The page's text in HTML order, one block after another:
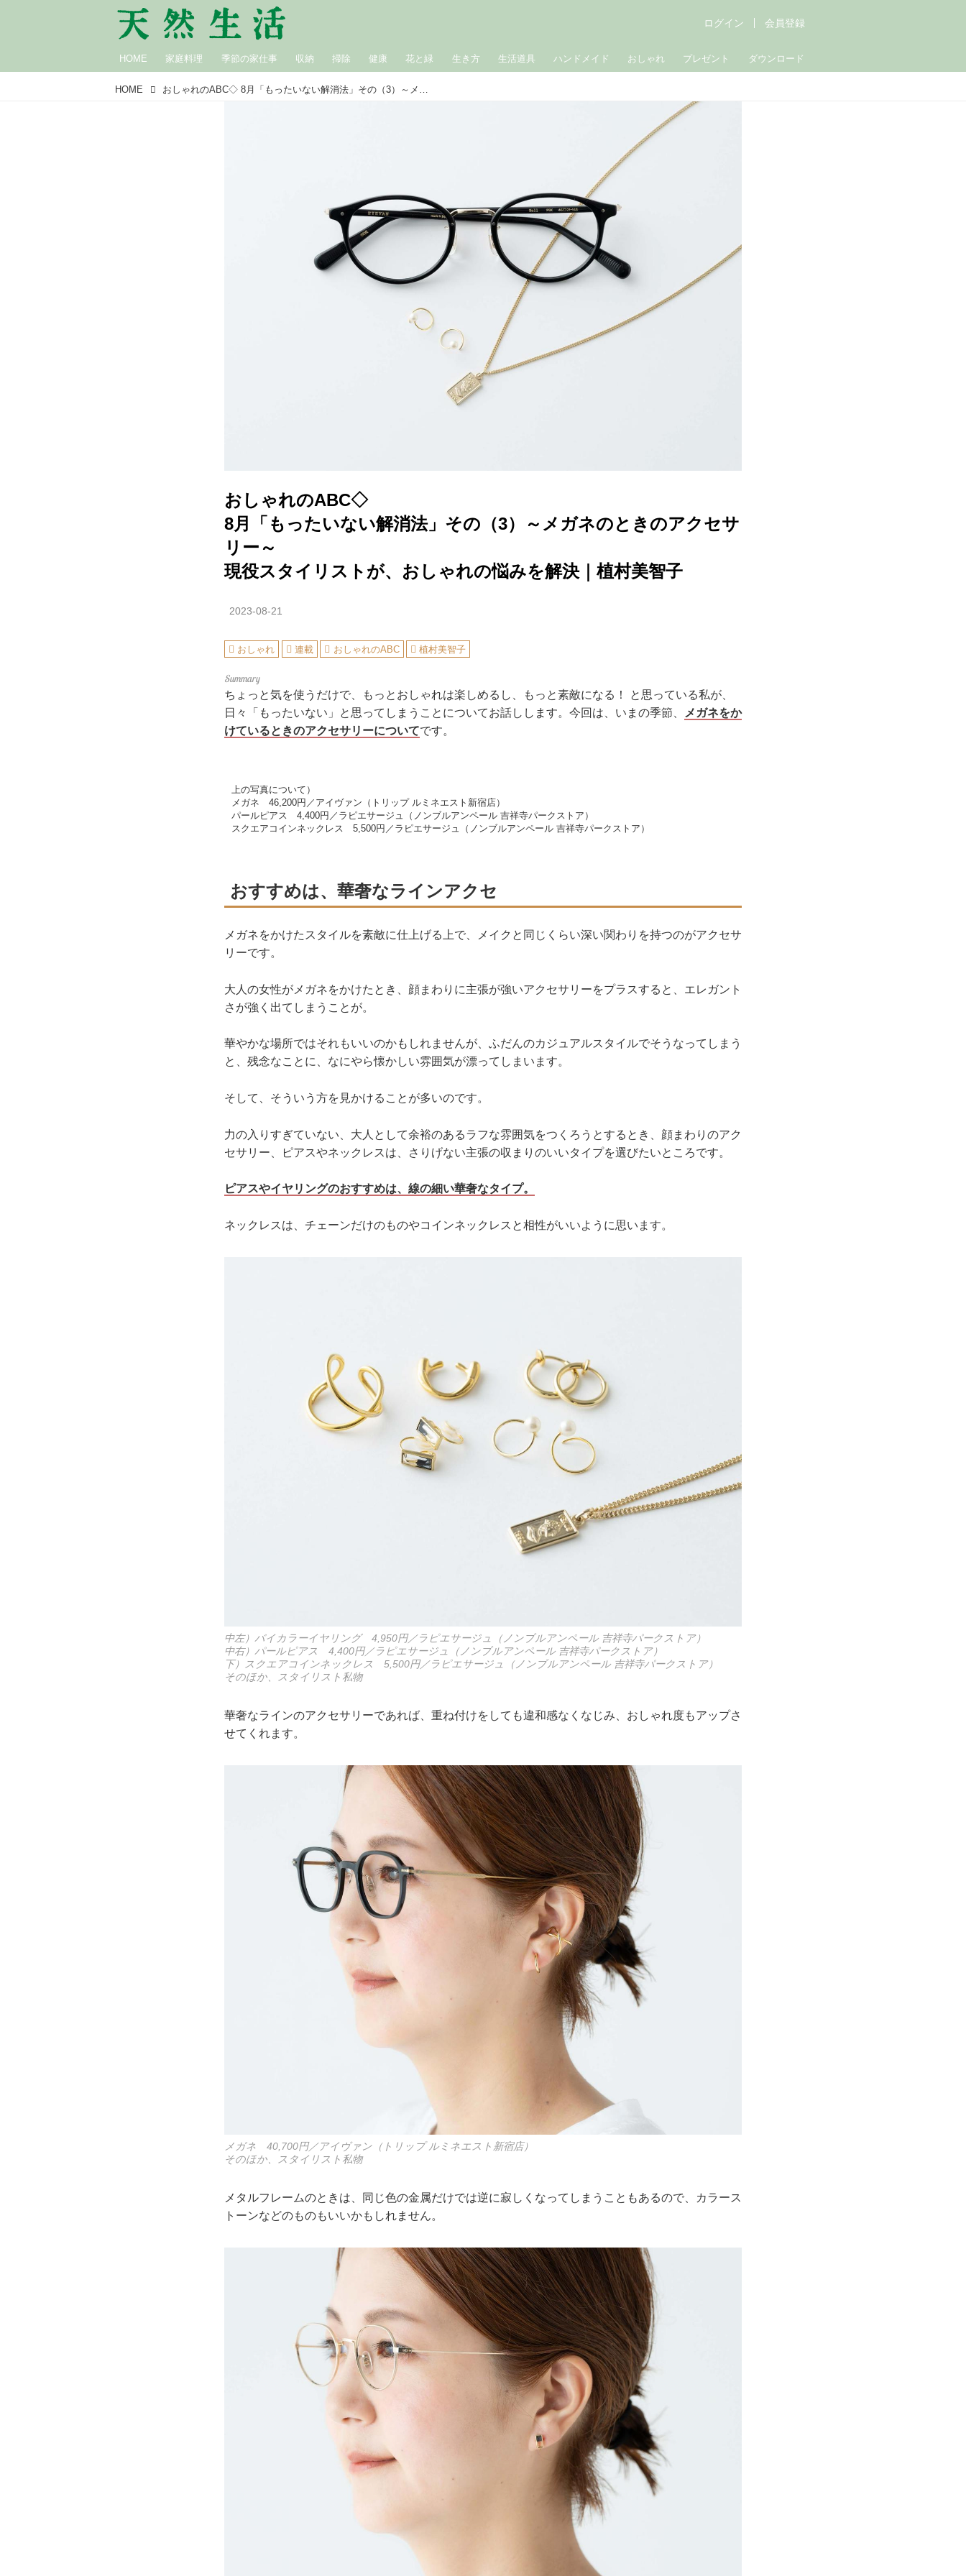
HOME 家庭料理 季節の家仕事 収納 掃除 健康 花と緑 生き方 生活道具 ハンドメイド おしゃれ プレゼント ダウンロード
ログイン 会員登録
HOME おしゃれのABC◇ 8月「もったいない解消法」その（3）～メガネのときのアクセサリー～ 現役スタイリストが、おしゃれの悩みを解決｜植村美智子
おしゃれのABC◇
8月「もったいない解消法」その（3）～メガネのときのアクセサ
リー～
現役スタイリストが、おしゃれの悩みを解決｜植村美智子
2023-08-21
おしゃれ 連載 おしゃれのABC 植村美智子
ちょっと気を使うだけで、もっとおしゃれは楽しめるし、もっと素敵になる！ と思っている私が、
日々「もったいない」と思ってしまうことについてお話しします。今回は、いまの季節、
メガネをか
けているときのアクセサリーについてです。
上の写真について）
メガネ 46,200円／アイヴァン（トリップ ルミネエスト新宿店）
パールピアス 4,400円／ラピエサージュ（ノンブルアンペール 吉祥寺パークストア）
スクエアコインネックレス 5,500円／ラピエサージュ（ノンブルアンペール 吉祥寺パークストア）
おすすめは、華奢なラインアクセ
メガネをかけたスタイルを素敵に仕上げる上で、メイクと同じくらい深い関わりを持つのがアクセサ
リーです。
大人の女性がメガネをかけたとき、顔まわりに主張が強いアクセサリーをプラスすると、エレガント
さが強く出てしまうことが。
華やかな場所ではそれもいいのかもしれませんが、ふだんのカジュアルスタイルでそうなってしまう
と、残念なことに、なにやら懐かしい雰囲気が漂ってしまいます。
そして、そういう方を見かけることが多いのです。
力の入りすぎていない、大人として余裕のあるラフな雰囲気をつくろうとするとき、顔まわりのアク
セサリー、ピアスやネックレスは、さりげない主張の収まりのいいタイプを選びたいところです。
ピアスやイヤリングのおすすめは、線の細い華奢なタイプ。
ネックレスは、チェーンだけのものやコインネックレスと相性がいいように思います。
中左）バイカラーイヤリング 4,950円／ラピエサージュ（ノンブルアンペール 吉祥寺パークストア）
中右）パールピアス 4,400円／ラピエサージュ（ノンブルアンペール 吉祥寺パークストア）
下）スクエアコインネックレス 5,500円／ラピエサージュ（ノンブルアンペール 吉祥寺パークストア）
そのほか、スタイリスト私物
華奢なラインのアクセサリーであれば、重ね付けをしても違和感なくなじみ、おしゃれ度もアップさ
せてくれます。
メガネ 40,700円／アイヴァン（トリップ ルミネエスト新宿店）
そのほか、スタイリスト私物
メタルフレームのときは、同じ色の金属だけでは逆に寂しくなってしまうこともあるので、カラース
トーンなどのものもいいかもしれません。